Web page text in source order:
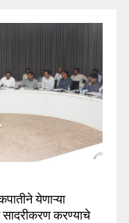
येणाऱ्या
करण्याचे